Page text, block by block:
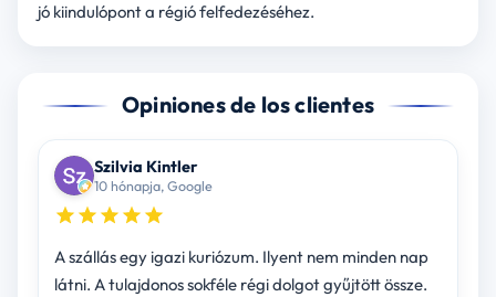
jó kiindulópont a régió felfedezéséhez.
Opiniones de los clientes
Szilvia Kintler
10 hónapja, Google
A szállás egy igazi kuriózum. Ilyent nem minden nap
látni. A tulajdonos sokféle régi dolgot gyűjtött össze.